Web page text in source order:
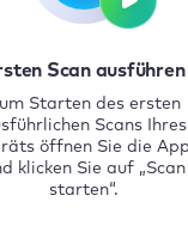
Scan ausführen
Starten des ersten
Scans Ihres
öffnen Sie die App
klicken Sie auf „Scan
starten“.